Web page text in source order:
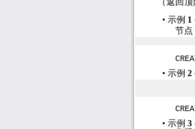
• 示例 1
节点
• 示例 2
• 示例 3